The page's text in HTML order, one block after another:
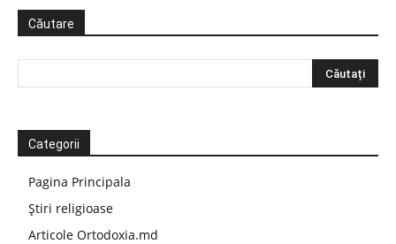
Căutare
Categorii
Pagina Principala
Știri religioase
Articole Ortodoxia.md